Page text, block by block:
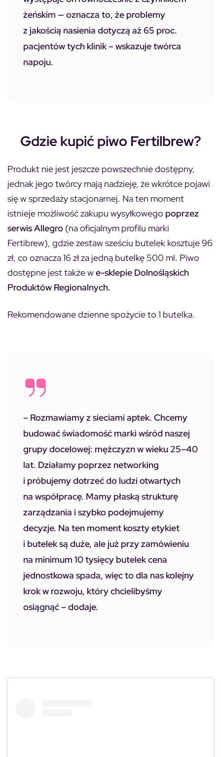
żeńskim — oznacza to, że problemy
z jakością nasienia dotyczą aż 65 proc.
pacjentów tych klinik – wskazuje twórca
napoju.
Gdzie kupić piwo Fertilbrew?
Produkt nie jest jeszcze powszechnie dostępny,
jednak jego twórcy mają nadzieję, że wkrótce pojawi
się w sprzedaży stacjonarnej. Na ten moment
istnieje możliwość zakupu wysyłkowego poprzez
serwis Allegro (na oficjalnym profilu marki
Fertibrew), gdzie zestaw sześciu butelek kosztuje 96
zł, co oznacza 16 zł za jedną butelkę 500 ml. Piwo
dostępne jest także we-sklepie Dolnośląskich
Produktów Regionalnych.
Rekomendowane dzienne spożycie to 1 butelka.
– Rozmawiamy z sieciami aptek. Chcemy
budować świadomość marki wśród naszej
grupy docelowej: mężczyzn w wieku 25–40
lat. Działamy poprzez networking
i próbujemy dotrzeć do ludzi otwartych
na współpracę. Mamy płaską strukturę
zarządzania i szybko podejmujemy
decyzje. Na ten moment koszty etykiet
i butelek są duże, ale już przy zamówieniu
na minimum 10 tysięcy butelek cena
jednostkowa spada, więc to dla nas kolejny
krok w rozwoju, który chcielibyśmy
osiągnąć –dodaje.